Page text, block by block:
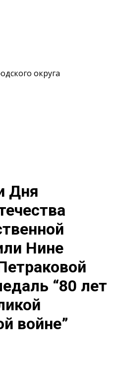
округа
Дня
Нине
“80 лет
войне”